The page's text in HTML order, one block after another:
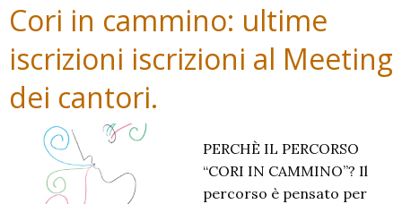
Cori in cammino: ultime
iscrizioni iscrizioni al Meeting
dei cantori.
PERCHÈ IL PERCORSO
“CORI IN CAMMINO”? Il
percorso è pensato per